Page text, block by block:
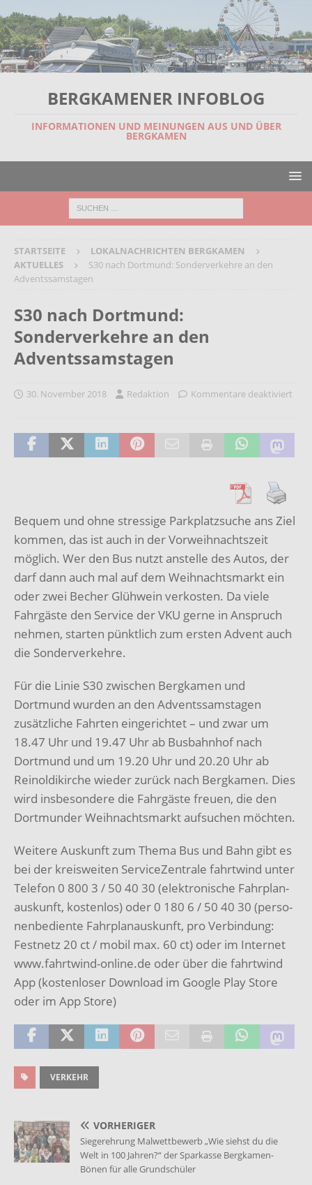
BERGKAMENER INFOBLOG
INFORMATIONEN UND MEINUNGEN AUS UND ÜBER
BERGKAMEN
STARTSEITE
LOKALNACHRICHTEN BERGKAMEN
AKTUELLES
S30 nach Dortmund: Sonderverkehre an den
Adventssamstagen
S30 nach Dortmund:
Sonderverkehre an den
Adventssamstagen
30. November 2018 Redaktion Kommentare deaktiviert
Bequem und ohne stressige Parkplatzsuche ans Ziel
kommen, das ist auch in der Vorweihnachtszeit
möglich. Wer den Bus nutzt anstelle des Autos, der
darf dann auch mal auf dem Weihnachtsmarkt ein
oder zwei Becher Glühwein verkosten. Da viele
Fahrgäste den Service der VKU gerne in Anspruch
nehmen, starten pünktlich zum ersten Advent auch
die Sonderverkehre.
Für die Linie S30 zwischen Bergkamen und
Dortmund wurden an den Adventssamstagen
zusätzliche Fahrten eingerichtet – und zwar um
18.47 Uhr und 19.47 Uhr ab Busbahnhof nach
Dortmund und um 19.20 Uhr und 20.20 Uhr ab
Reinoldikirche wieder zurück nach Bergkamen. Dies
wird insbesondere die Fahrgäste freuen, die den
Dortmunder Weihnachtsmarkt aufsuchen möchten.
Weitere Auskunft zum Thema Bus und Bahn gibt es
bei der kreisweiten ServiceZentrale fahrtwind unter
Telefon 0 800 3 / 50 40 30 (elektronische Fahrplan-
auskunft, kostenlos) oder 0 180 6 / 50 40 30 (perso-
nenbediente Fahrplanauskunft, pro Verbindung:
Festnetz 20 ct / mobil max. 60 ct) oder im Internet
www.fahrtwind-online.de oder über die fahrtwind
App (kostenloser Download im Google Play Store
oder im App Store)
VERKEHR
VORHERIGER
Siegerehrung Malwettbewerb „Wie siehst du die
Welt in 100 Jahren?“ der Sparkasse Bergkamen-
Bönen für alle Grundschüler